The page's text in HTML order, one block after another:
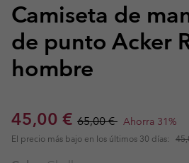
Camiseta de
de punto Acker
hombre
Sale price:
45,00 € Regular price:
65,00 € Ahorra 31%
El precio más bajo en los últimos 30 días: